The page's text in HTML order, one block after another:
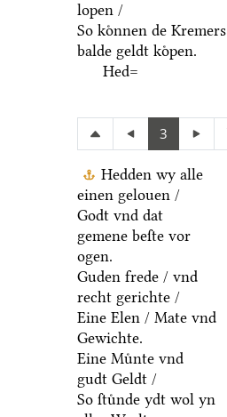
lopen /
So koͤnnen de Kremers
balde geldt koͤpen.
Hed=
3
Hedden wy alle
einen gelouen /
Godt vnd dat
gemene beſte vor
ogen.
Guden frede / vnd
recht gerichte /
Eine Elen / Mate vnd
Gewichte.
Eine Muͤnte vnd
gudt Geldt /
So ſtuͤnde ydt wol yn